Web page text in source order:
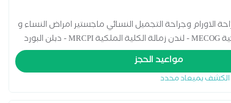
الاورام وجراحة التجميل النسائي ماجستير امراض النساء و
التوليد كلية الطب - جامعة الاسكندرية زماله الكليه الملكية MECOG - لندن زمالة الكلية الملكية MRCPI - دبلن البورد
مواعيد الحجز
الكشف بميعاد محدد